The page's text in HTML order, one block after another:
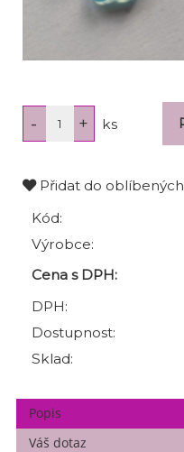
ks
Přidat do oblíbených
Kód:
Výrobce:
Cena s DPH:
DPH:
Dostupnost:
Sklad:
Popis
Váš dotaz